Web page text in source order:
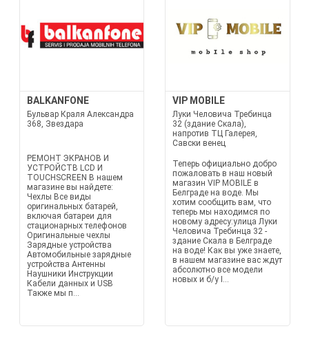
BALKANFONE
Бульвар Краля Александра
368, Звездара
РЕМОНТ ЭКРАНОВ И
УСТРОЙСТВ LCD И
TOUCHSCREEN В нашем
магазине вы найдете:
Чехлы Все виды
оригинальных батарей,
включая батареи для
стационарных телефонов
Оригинальные чехлы
Зарядные устройства
Автомобильные зарядные
устройства Антенны
Наушники Инструкции
Кабели данных и USB
Также мы п...
VIP MOBILE
Луки Человича Требинца
32 (здание Скала),
напротив ТЦ Галерея,
Савски венец
Теперь официально добро
пожаловать в наш новый
магазин VIP MOBILE в
Белграде на воде. Мы
хотим сообщить вам, что
теперь мы находимся по
новому адресу:улица Луки
Человича Требинца 32 -
здание Скала в Белграде
на воде! Как вы уже знаете,
в нашем магазине вас ждут
абсолютно все модели
новых и б/у I...